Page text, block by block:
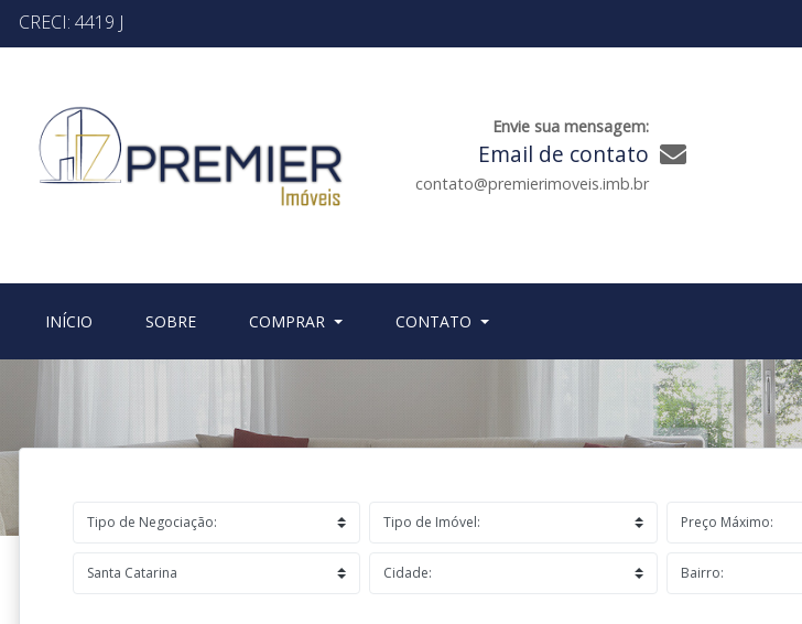
CRECI: 4419 J
Envie sua mensagem:
Email de contato
contato@premierimoveis.imb.br
INÍCIO (CURRENT)SOBRE(CURRENT)COMPRAR CONTATO